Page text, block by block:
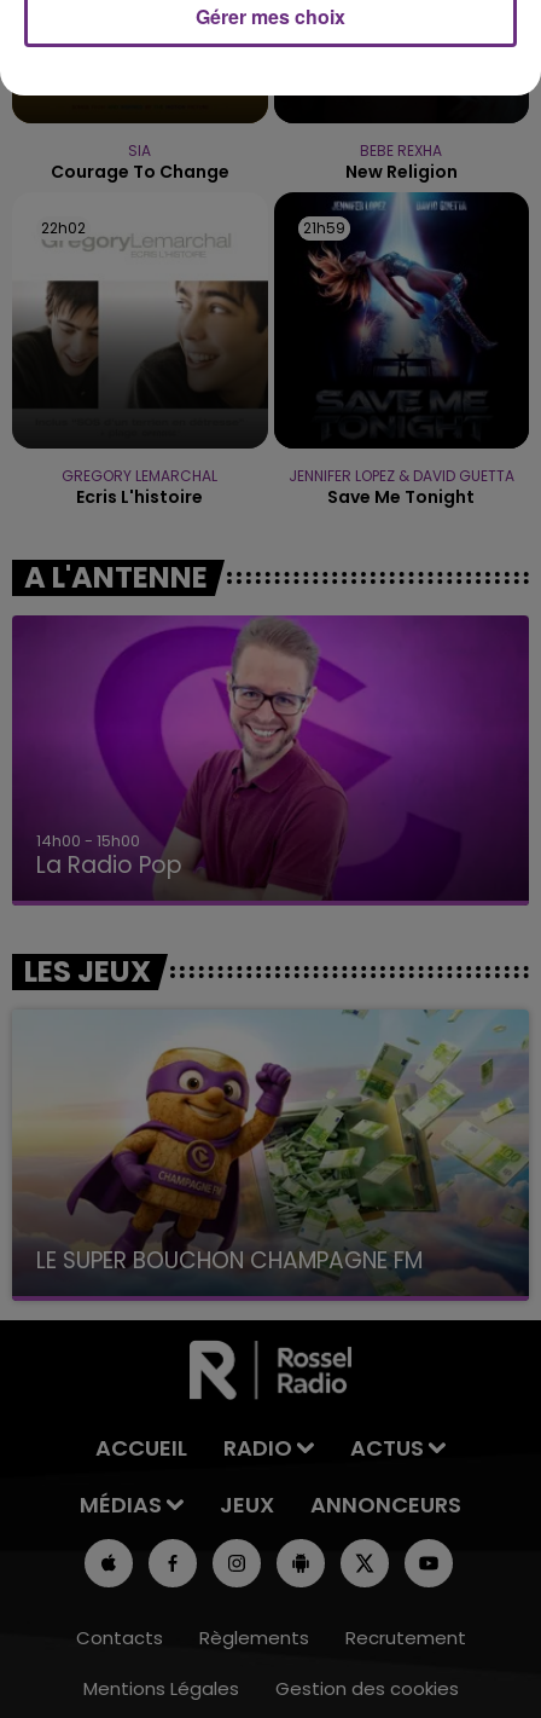
SIA
Courage To Change
BEBE REXHA
New Religion
22h02
22h02
GREGORY LEMARCHAL
Ecris L'histoire
21h59
21h59
JENNIFER LOPEZ & DAVID GUETTA
Save Me Tonight
A L'ANTENNE
14h00 - 15h00
La Radio Pop
LES JEUX
LE SUPER BOUCHON CHAMPAGNE FM
avec La Famille Champagne FM, à 8H10
ACCUEIL RADIO
ACTUS
MÉDIAS
JEUX ANNONCEURS
Contacts Règlements
Recrutement
Mentions Légales
Gestion des cookies
Gérer mes choix